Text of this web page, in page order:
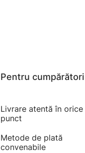
Pentru cumpărători
Livrare atentă în orice
punct
Metode de plată
convenabile